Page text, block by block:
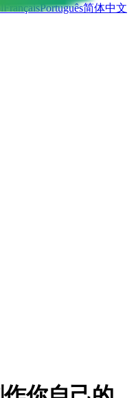
FrançaisPortuguês简体中文